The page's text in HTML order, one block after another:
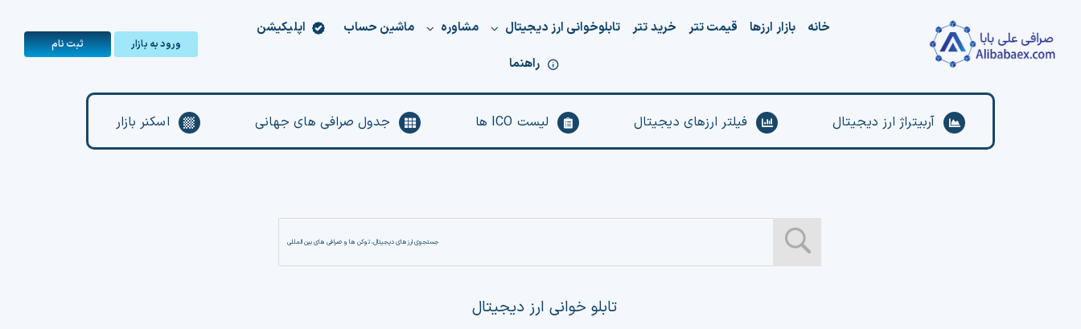
content
خانه بازار ارزها قیمت تتر خرید تتر تابلوخوانی ارز دیجیتال مشاوره ماشین حساب
اپلیکیشن
راهنما
ورود به بازار ثبت‌ نام
آربیتراژ ارز دیجیتال فیلتر ارزهای دیجیتال لیست ICO ها جدول صرافی های جهانی اسکنر بازار
تابلو خوانی ارز دیجیتال